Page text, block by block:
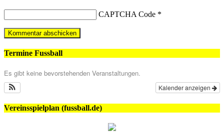
CAPTCHA Code *
Termine Fussball
Es gibt keine bevorstehenden Veranstaltungen.
Kalender anzeigen
Vereinsspielplan (fussball.de)